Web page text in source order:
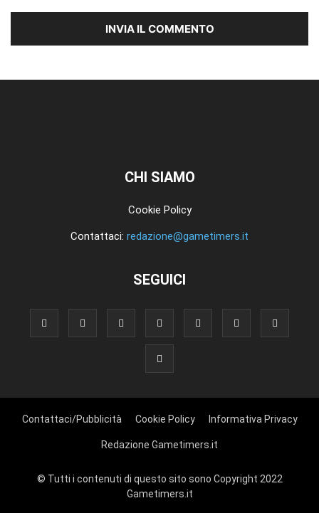
CHI SIAMO
Cookie Policy
Contattaci: redazione@gametimers.it
SEGUICI
Contattaci/Pubblicità Cookie Policy Informativa Privacy
Redazione Gametimers.it
© Tutti i contenuti di questo sito sono Copyright 2022
Gametimers.it